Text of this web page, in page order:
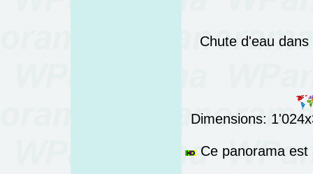
Chute d'eau
Dimensions:
Ce panorama est